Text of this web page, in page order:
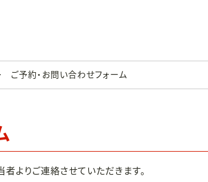
ご予約・お問い合わせフォーム
よりご連絡させていただきます。